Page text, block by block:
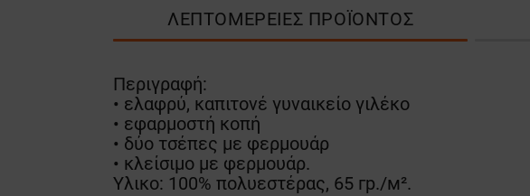
ΛΕΠΤΟΜΈΡΕΙΕΣ ΠΡΟΪΌΝΤΟΣ
Περιγραφή:
• ελαφρύ, καπιτονέ γυναικείο γιλέκο
• εφαρμοστή κοπή
• δύο τσέπες με φερμουάρ
• κλείσιμο με φερμουάρ.
Υλικο: 100% πολυεστέρας, 65 гр./м².